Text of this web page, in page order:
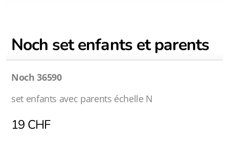
Noch set enfants et parents
Noch 36590
set enfants avec parents échelle N
19 CHF